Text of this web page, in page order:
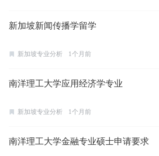
新加坡新闻传播学留学
新加坡专业分析 1个月前
南洋理工大学应用经济学专业
新加坡专业分析 1个月前
南洋理工大学金融专业硕士申请要求